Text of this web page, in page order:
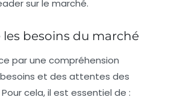
sur le marché.
besoins du marché
par une compréhension
et des attentes des
cela, il est essentiel de :